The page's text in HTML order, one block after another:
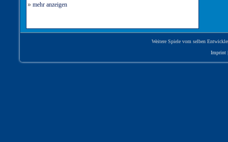
» mehr anzeigen
Weitere Spiele vom selben
Imprint